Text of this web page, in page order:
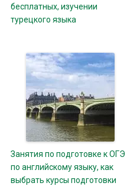
бесплатных, изучении
турецкого языка
Занятия по подготовке к ОГЭ
по английскому языку, как
выбрать курсы подготовки